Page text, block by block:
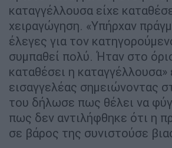
καταγγέλλουσα είχε
χειραγώγηση. «Υπήρχαν
έλεγες για τον
συμπαθεί πολύ. Ήταν στο
καταθέσει η καταγγέλλουσα»
εισαγγελέας σημειώνοντας
του δήλωσε πως θέλει να
πως δεν αντιλήφθηκε ότι η
σε βάρος της συνιστούσε